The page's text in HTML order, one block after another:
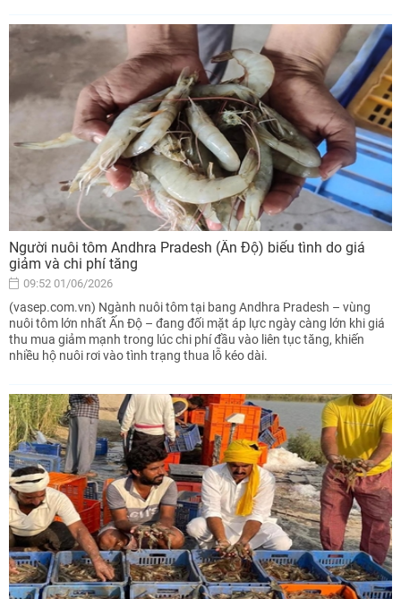
Người nuôi tôm Andhra Pradesh (Ấn Độ) biểu tình do giá
giảm và chi phí tăng
09:52 01/06/2026
(vasep.com.vn) Ngành nuôi tôm tại bang Andhra Pradesh – vùng
nuôi tôm lớn nhất Ấn Độ – đang đối mặt áp lực ngày càng lớn khi giá
thu mua giảm mạnh trong lúc chi phí đầu vào liên tục tăng, khiến
nhiều hộ nuôi rơi vào tình trạng thua lỗ kéo dài.